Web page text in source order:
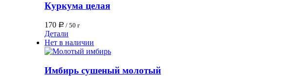
Куркума целая
170 Р / 50 г
Детали
Нет в наличии
Имбирь сушеный молотый